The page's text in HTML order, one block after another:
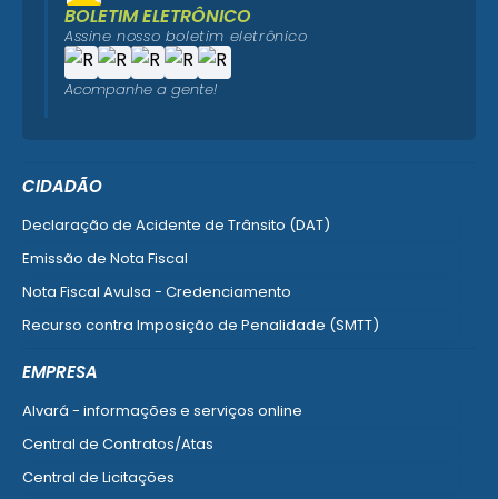
CIDADÃO
Declaração de Acidente de Trânsito (DAT)
Emissão de Nota Fiscal
Nota Fiscal Avulsa - Credenciamento
Recurso contra Imposição de Penalidade (SMTT)
EMPRESA
Alvará - informações e serviços online
Central de Contratos/Atas
Central de Licitações
BOLETIM ELETRÔNICO
Assine nosso boletim eletrônico
Acompanhe a gente!